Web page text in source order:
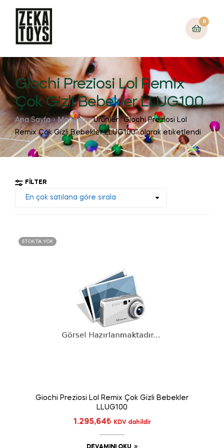
0
Giochi Preziosi Lol Remix
Çok Gizli Bebekler LLUG100
Ana Sayfa Mağaza
Ürünler “Giochi Preziosi Lol
Remix Çok Gizli Bebekler LLUG100” olarak etiketlendi
FILTER
STOKTA YOK
Giochi Preziosi Lol Remix Çok Gizli Bebekler
LLUG100
1.295,64₺ KDV dahildir
DEVAMINI OKU